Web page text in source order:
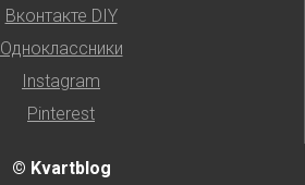
Вконтакте DIY
Одноклассники
Instagram
Pinterest
© Kvartblog